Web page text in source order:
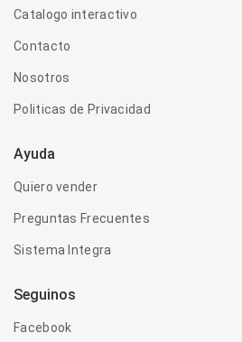
Catalogo interactivo
Contacto
Nosotros
Politicas de Privacidad
Ayuda
Quiero vender
Preguntas Frecuentes
Sistema Integra
Seguinos
Facebook